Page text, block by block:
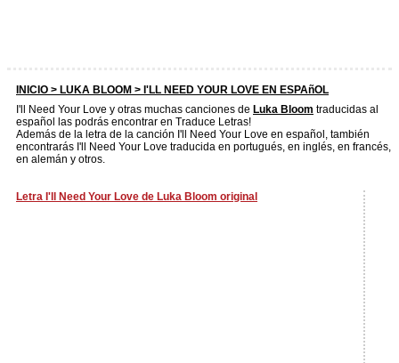
INICIO > LUKA BLOOM > I'LL NEED YOUR LOVE EN ESPAñOL
I'll Need Your Love y otras muchas canciones de Luka Bloom traducidas al
español las podrás encontrar en Traduce Letras!
Además de la letra de la canción I'll Need Your Love en español, también
encontrarás I'll Need Your Love traducida en portugués, en inglés, en francés,
en alemán y otros.
Letra I'll Need Your Love de Luka Bloom original